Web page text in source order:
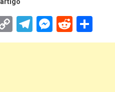
Copy
Link
TelegramReddit